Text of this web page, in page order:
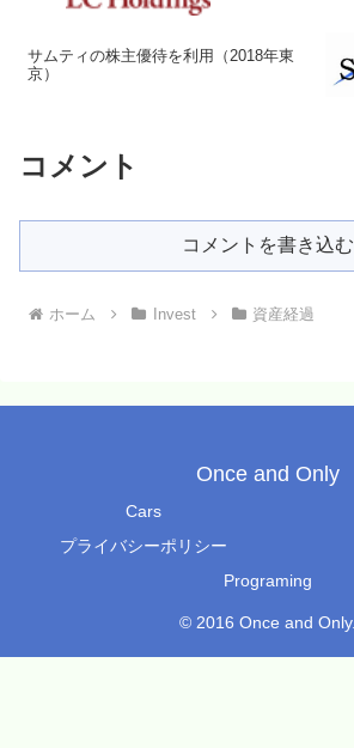
サムティの株主優待を利用（2018年東
京）
コメント
コメントを書き込む
ホーム Invest 資産経過
Once and Only
Cars
プライバシーポリシー
Programing
© 2016 Once and Only.